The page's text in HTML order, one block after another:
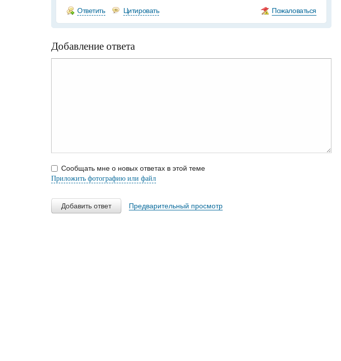
Ответить Цитировать Пожаловаться
Добавление ответа
Сообщать мне о новых ответах в этой теме
Приложить фотографию или файл
Добавить ответ Предварительный просмотр